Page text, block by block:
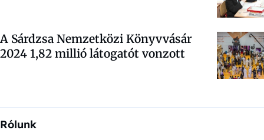
A Sárdzsa Nemzetközi Könyvvásár
2024 1,82 millió látogatót vonzott
Rólunk